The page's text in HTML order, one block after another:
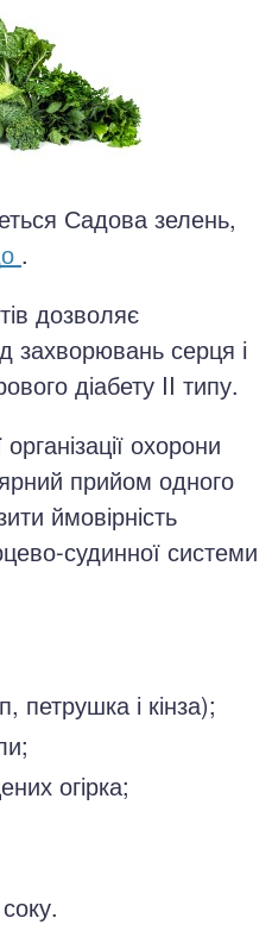
Садова зелень,
.
дозволяє
захворювань серця і
діабету II типу.
охорони
прийом одного
ймовірність
судинної системи
петрушка і кінза);
огірка;